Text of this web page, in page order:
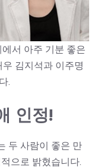
서 아주 기분 좋은
김지석과 이주명
.
인정!
두 사람이 좋은 만
으로 밝혔습니다.